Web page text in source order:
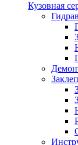
Кузовная